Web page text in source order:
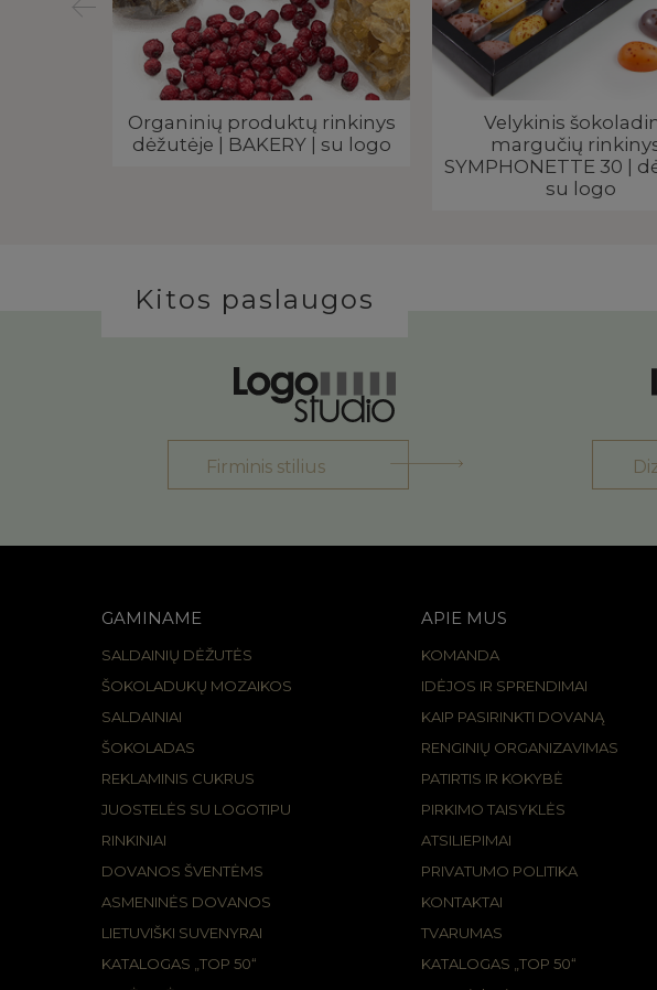
Organinių produktų rinkinys
dėžutėje | BAKERY | su logo
Velykinis
margučių rinkinys
SYMPHONETTE 30 |
su logo
Kitos paslaugos
Firminis stilius
GAMINAME
SALDAINIŲ DĖŽUTĖS
ŠOKOLADUKŲ MOZAIKOS
SALDAINIAI
ŠOKOLADAS
REKLAMINIS CUKRUS
JUOSTELĖS SU LOGOTIPU
RINKINIAI
DOVANOS ŠVENTĖMS
ASMENINĖS DOVANOS
LIETUVIŠKI SUVENYRAI
KATALOGAS „TOP 50“
APIE MUS
KOMANDA
IDĖJOS IR SPRENDIMAI
KAIP PASIRINKTI DOVANĄ
RENGINIŲ ORGANIZAVIMAS
PATIRTIS IR KOKYBĖ
PIRKIMO TAISYKLĖS
ATSILIEPIMAI
PRIVATUMO POLITIKA
KONTAKTAI
TVARUMAS
KATALOGAS „TOP 50“